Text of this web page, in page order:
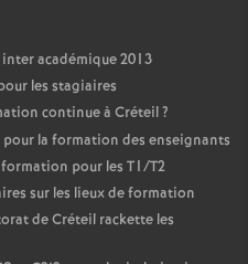
académique 2013
les stagiaires
continue à Créteil?
pour la formation des enseignants
pour les T1/T2
sur les lieux de formation
de Créteil rackette les